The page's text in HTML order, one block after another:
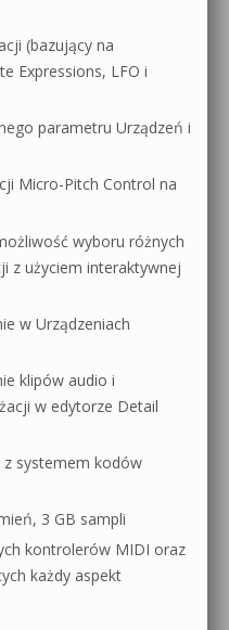
(bazujący na
Expressions, LFO i
parametru Urządzeń i
Micro-Pitch Control na
wyboru różnych
z użyciem interaktywnej
w Urządzeniach
klipów audio i
w edytorze Detail
z systemem kodów
3 GB sampli
kontrolerów MIDI oraz
każdy aspekt